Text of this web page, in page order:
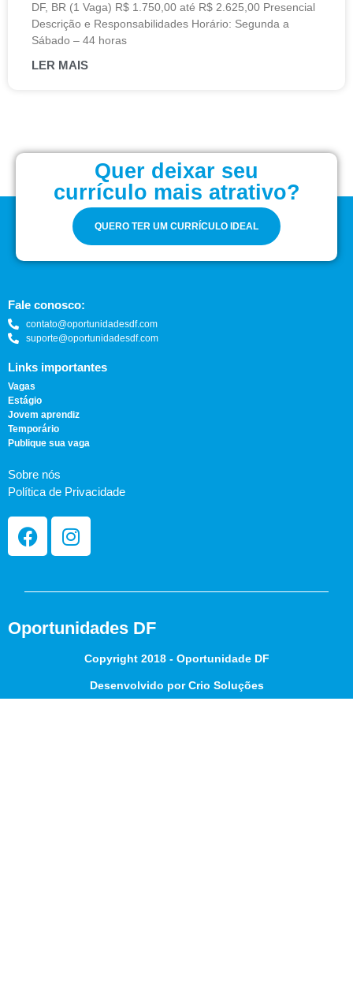
DF, BR (1 Vaga) R$ 1.750,00 até R$ 2.625,00 Presencial
Descrição e Responsabilidades Horário: Segunda a
Sábado – 44 horas
LER MAIS
Quer deixar seu
currículo mais atrativo?
QUERO TER UM CURRÍCULO IDEAL
Fale conosco:
contato@oportunidadesdf.com
suporte@oportunidadesdf.com
Links importantes
Vagas
Estágio
Jovem aprendiz
Temporário
Publique sua vaga
Sobre nós
Política de Privacidade
Oportunidades DF
Copyright 2018 - Oportunidade DF
Desenvolvido por Crio Soluções